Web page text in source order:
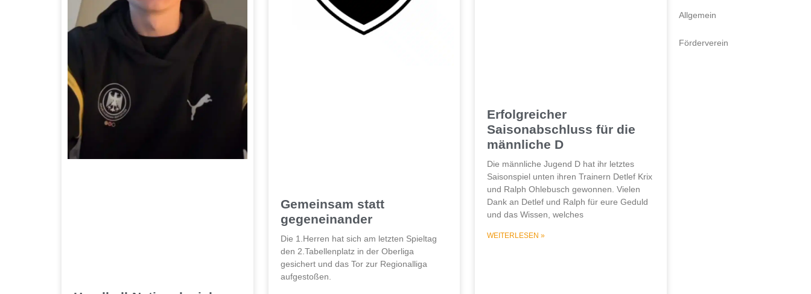
Gemeinsam statt
gegeneinander
Die 1.Herren hat sich am letzten Spieltag
den 2.Tabellenplatz in der Oberliga
gesichert und das Tor zur Regionalliga
aufgestoßen.
Erfolgreicher
Saisonabschluss für die
männliche D
Die männliche Jugend D hat ihr letztes
Saisonspiel unten ihren Trainern Detlef Krix
und Ralph Ohlebusch gewonnen. Vielen
Dank an Detlef und Ralph für eure Geduld
und das Wissen, welches
WEITERLESEN »
Allgemein
Förderverein